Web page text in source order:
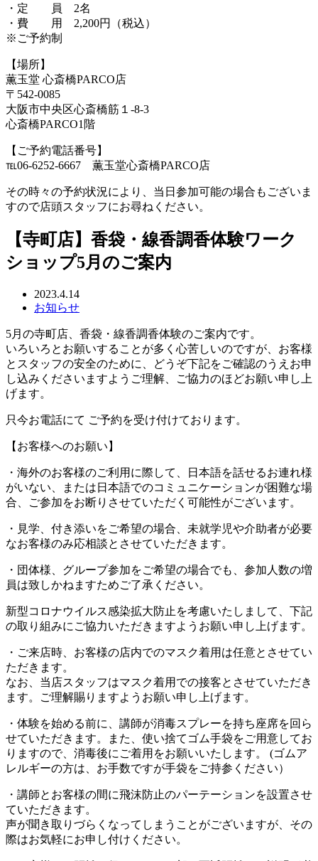
・定 員 2名
・費 用 2,200円（税込）
※ご予約制
【場所】
薫玉堂 心斎橋PARCO店
〒542-0085
大阪市中央区心斎橋筋１-8-3
心斎橋PARCO1階
【ご予約電話番号】
℡06-6252-6667 薫玉堂心斎橋PARCO店
その時々の予約状況により、当日参加可能の場合もございま
すので店頭スタッフにお尋ねください。
【寺町店】香袋・線香調香体験ワーク
ショップ5月のご案内
2023.4.14
お知らせ
5月の寺町店、香袋・線香調香体験のご案内です。
いろいろとお願いすることが多く心苦しいのですが、お客様
とスタッフの安全のために、どうぞ下記をご確認のうえお申
し込みくださいますようご理解、ご協力のほどお願い申し上
げます。
只今お電話にて ご予約を受け付けております。
【お客様へのお願い】
・海外のお客様のご利用に際して、日本語を話せるお連れ様
がいない、または日本語でのコミュニケーションが困難な場
合、ご参加をお断りさせていただく可能性がございます。
・見学、付き添いをご希望の場合、未就学児や介助者が必要
なお客様のみ応相談とさせていただきます。
・団体様、グループ参加をご希望の場合でも、参加人数の増
員は致しかねますためご了承ください。
新型コロナウイルス感染拡大防止を考慮いたしまして、下記
の取り組みにご協力いただきますようお願い申し上げます。
・ご来店時、お客様の店内でのマスク着用は任意とさせてい
ただきます。
なお、当店スタッフはマスク着用での接客とさせていただき
ます。ご理解賜りますようお願い申し上げます。
・体験を始める前に、講師が消毒スプレーを持ち座席を回ら
せていただきます。また、使い捨てゴム手袋をご用意してお
りますので、消毒後にご着用をお願いいたします。 (ゴムア
レルギーの方は、お手数ですが手袋をご持参ください）
・講師とお客様の間に飛沫防止のパーテーションを設置させ
ていただきます。
声が聞き取りづらくなってしまうことがございますが、その
際はお気軽にお申し付けください。